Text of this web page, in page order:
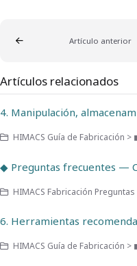
Artículo anterior
Artículos relacionados
HIMACS Guía de Fabricación
◆ Preguntas frecuentes —
HIMACS Fabricación
6. Herramientas
HIMACS Guía de Fabricación